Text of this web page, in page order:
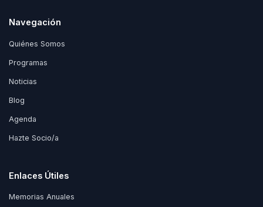
Navegación
Quiénes Somos
Programas
Noticias
Blog
Agenda
Hazte Socio/a
Enlaces Útiles
Memorias Anuales